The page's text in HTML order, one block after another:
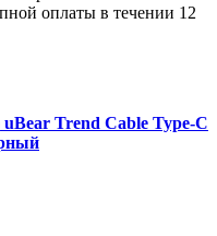
оплаты в течении 12
Trend Cable Type-C